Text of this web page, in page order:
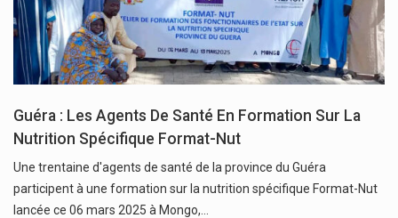
Guéra : Les Agents De Santé En Formation Sur La
Nutrition Spécifique Format-Nut
Une trentaine d'agents de santé de la province du Guéra
participent à une formation sur la nutrition spécifique Format-Nut
lancée ce 06 mars 2025 à Mongo,…